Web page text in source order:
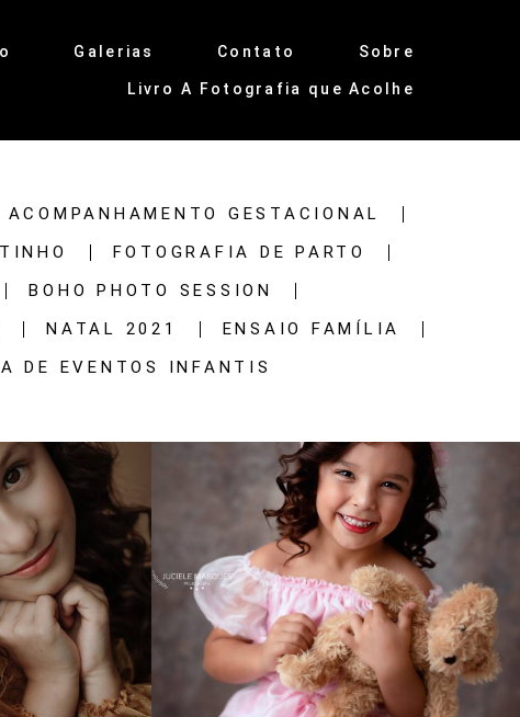
Galerias Contato Sobre
Livro A Fotografia que Acolhe
ACOMPANHAMENTO GESTACIONAL
FOTOGRAFIA DE PARTO
BOHO PHOTO SESSION
NATAL 2021
ENSAIO FAMÍLIA
DE EVENTOS INFANTIS
0
811